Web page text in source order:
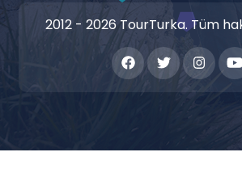
2012 - 2026 TourTurka. Tüm